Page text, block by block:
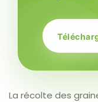
La récolte des